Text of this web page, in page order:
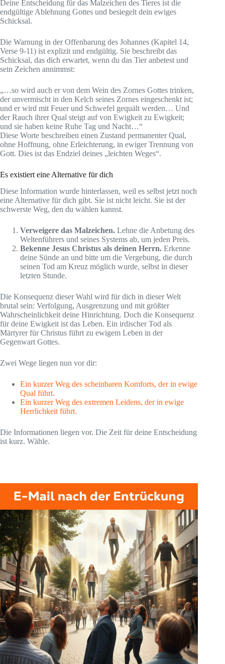
Deine Entscheidung für das Malzeichen des Tieres ist die
endgültige Ablehnung Gottes und besiegelt dein ewiges
Schicksal.
Die Warnung in der Offenbarung des Johannes (Kapitel 14,
Verse 9-11) ist explizit und endgültig. Sie beschreibt das
Schicksal, das dich erwartet, wenn du das Tier anbetest und
sein Zeichen annimmst:
„…so wird auch er von dem Wein des Zornes Gottes trinken,
der unvermischt in den Kelch seines Zornes eingeschenkt ist;
und er wird mit Feuer und Schwefel gequält werden… Und
der Rauch ihrer Qual steigt auf von Ewigkeit zu Ewigkeit;
und sie haben keine Ruhe Tag und Nacht…“
Diese Worte beschreiben einen Zustand permanenter Qual,
ohne Hoffnung, ohne Erleichterung, in ewiger Trennung von
Gott. Dies ist das Endziel deines „leichten Weges“.
Es existiert eine Alternative für dich
Diese Information wurde hinterlassen, weil es selbst jetzt noch
eine Alternative für dich gibt. Sie ist nicht leicht. Sie ist der
schwerste Weg, den du wählen kannst.
Verweigere das Malzeichen. Lehne die Anbetung des
Weltenführers und seines Systems ab, um jeden Preis.
Bekenne Jesus Christus als deinen Herrn. Erkenne
deine Sünde an und bitte um die Vergebung, die durch
seinen Tod am Kreuz möglich wurde, selbst in dieser
letzten Stunde.
Die Konsequenz dieser Wahl wird für dich in dieser Welt
brutal sein: Verfolgung, Ausgrenzung und mit größter
Wahrscheinlichkeit deine Hinrichtung. Doch die Konsequenz
für deine Ewigkeit ist das Leben. Ein irdischer Tod als
Märtyrer für Christus führt zu ewigem Leben in der
Gegenwart Gottes.
Zwei Wege liegen nun vor dir:
Ein kurzer Weg des scheinbaren Komforts, der in ewige
Qual führt.
Ein kurzer Weg des extremen Leidens, der in ewige
Herrlichkeit führt.
Die Informationen liegen vor. Die Zeit für deine Entscheidung
ist kurz. Wähle.